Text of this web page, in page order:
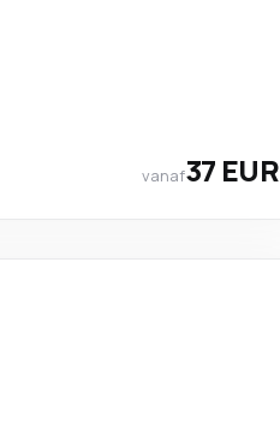
vanaf37 EUR